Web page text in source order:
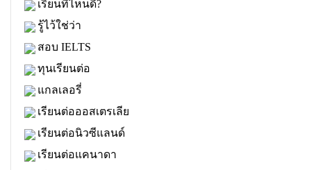
เรียนที่ไหนดี?
รู้ไว้ใช่ว่า
สอบ IELTS
ทุนเรียนต่อ
แกลเลอรี่
เรียนต่อออสเตรเลีย
เรียนต่อนิวซีแลนด์
เรียนต่อแคนาดา